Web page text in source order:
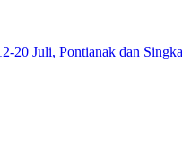
20 Juli, Pontianak dan